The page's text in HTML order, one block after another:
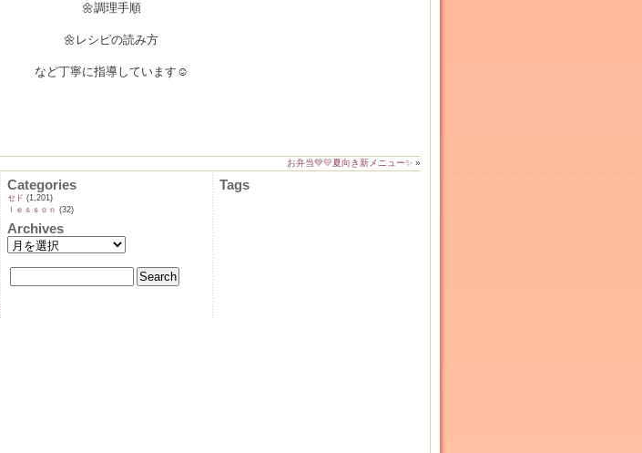
🌼調理手順
🌼レシピの読み方
など丁寧に指導しています☺️
お弁当💚💛夏向き新メニュー✨ »
Categories
セド (1,201)
ｌｅｓｓｏｎ (32)
Archives
Tags